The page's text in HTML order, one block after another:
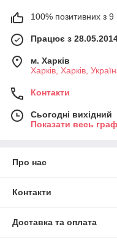
100% позитивних з 9
Працює з
м. Харків
Харків, Харків,
Контакти
Сьогодні вихідний
Показати весь
Про нас
Контакти
Доставка та оплата